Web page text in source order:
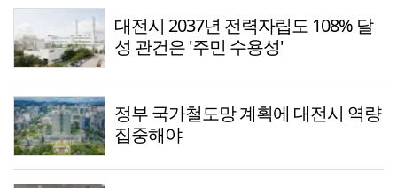
대전시 2037년 전력자립도 108% 달
성 관건은 '주민 수용성'
정부 국가철도망 계획에 대전시 역량
집중해야